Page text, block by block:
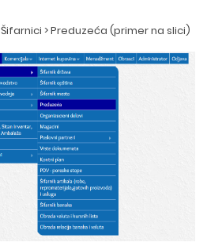
> Preduzeća (primer na slici)